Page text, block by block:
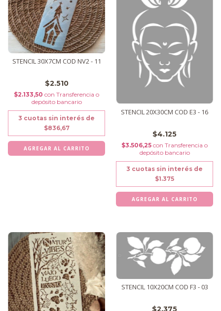
STENCIL 30X7CM COD NV2 - 11
$2.510
$2.133,50 con Transferencia o
depósito bancario
3 cuotas sin interés de
$836,67
STENCIL 20X30CM COD E3 - 16
$4.125
$3.506,25 con Transferencia o
depósito bancario
3 cuotas sin interés de
$1.375
STENCIL 10X20CM COD F3 - 03
$2.375